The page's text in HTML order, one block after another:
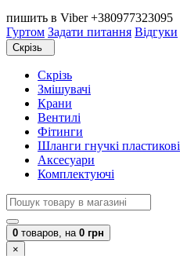
пишить в Viber +380977323095
Гуртом Задати питання Відгуки
Скрізь
Скрізь
Змішувачі
Крани
Вентилі
Фітинги
Шланги гнучкі пластикові
Аксесуари
Комплектуючі
0 товаров, на 0 грн
×